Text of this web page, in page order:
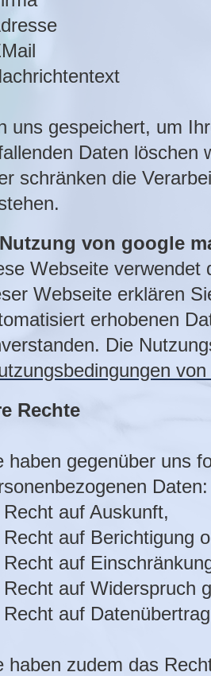
uns gespeichert, um
Daten löschen
schränken die
von google
Webseite
Webseite erklären
erhobenen
Die
Rechte
haben gegenüber uns
Daten:
auf Auskunft,
auf Berichtigung
auf
auf Widerspruch
auf
haben zudem das